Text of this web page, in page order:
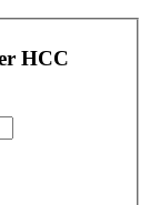
HCC